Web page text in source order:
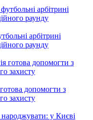
арбітрині
раунду
допомогти з
захисту